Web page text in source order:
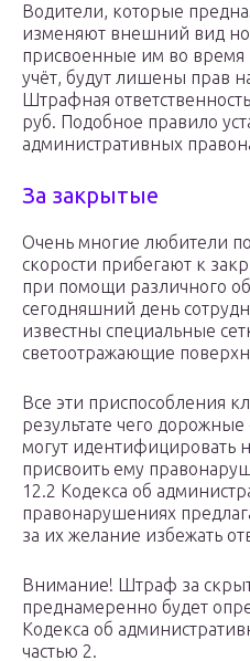
Водители, которые
изменяют внешний вид
присвоенные им во время
учёт, будут лишены прав
Штрафная
руб. Подобное правило
административных
За закрытые
Очень многие любители
скорости прибегают к
при помощи различного
сегодняшний день
известны специальные
светоотражающие
Все эти приспособления
результате чего
могут идентифицировать
присвоить ему
12.2 Кодекса об
правонарушениях
за их желание избежать
Внимание! Штраф за
преднамеренно будет
Кодекса об
частью 2.